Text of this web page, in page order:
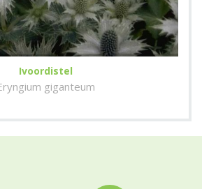
Ivoordistel
giganteum